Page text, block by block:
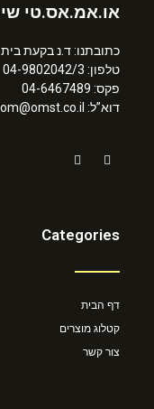
או.אמ.אס.טי
כתובתנו: ד.נ בקעת בית
טלפון: 04-9802042/3
פקס: 04-6467489
דוא”ל: om@omst.co.il
Categories
דף הבית
קטלוג מוצרים
צור קשר